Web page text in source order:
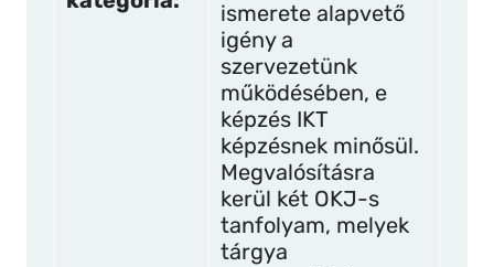
ismerete alapvető
igény a
szervezetünk
működésében, e
képzés IKT
képzésnek minősül.
Megvalósításra
kerül két OKJ-s
tanfolyam, melyek
tárgya